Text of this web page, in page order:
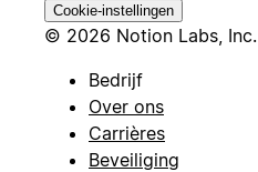
Cookie-instellingen
© 2026 Notion Labs, Inc.
Bedrijf
Over ons
Carrières
Beveiliging